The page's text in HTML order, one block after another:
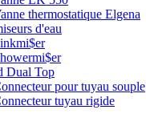
thermostatique Elgena
d'eau
Dual Top
pour tuyau souple
tuyau rigide